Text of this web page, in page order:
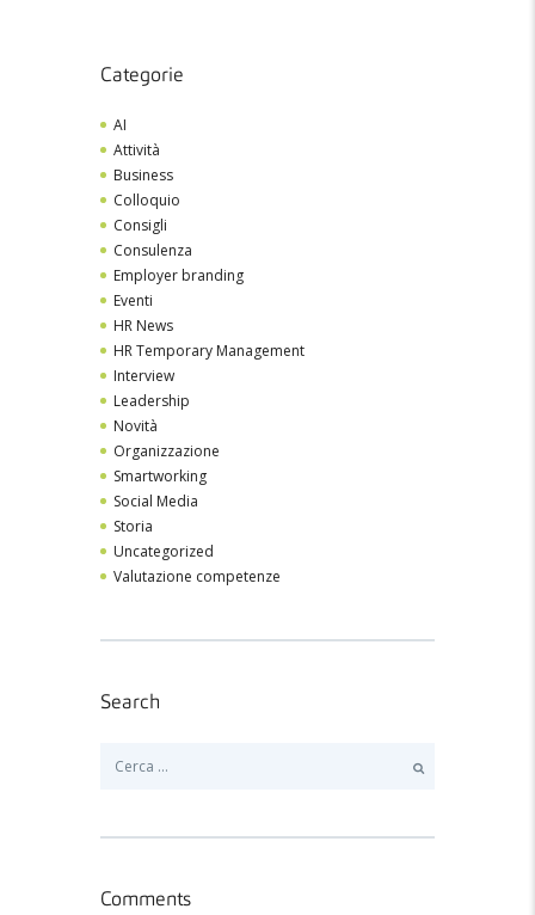
Categorie
AI
Attività
Business
Colloquio
Consigli
Consulenza
Employer branding
Eventi
HR News
HR Temporary Management
Interview
Leadership
Novità
Organizzazione
Smartworking
Social Media
Storia
Uncategorized
Valutazione competenze
Search
Comments